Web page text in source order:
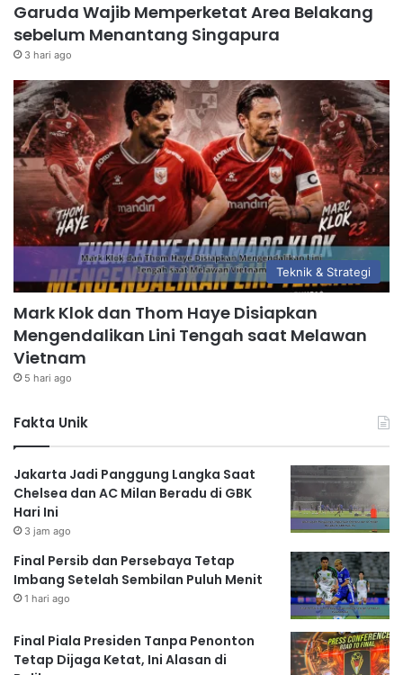
Garuda Wajib Memperketat Area Belakang
sebelum Menantang Singapura
3 hari ago
Teknik & Strategi
Mark Klok dan Thom Haye Disiapkan
Mengendalikan Lini Tengah saat Melawan
Vietnam
5 hari ago
Fakta Unik
Jakarta Jadi Panggung Langka Saat
Chelsea dan AC Milan Beradu di GBK
Hari Ini
3 jam ago
Final Persib dan Persebaya Tetap
Imbang Setelah Sembilan Puluh Menit
1 hari ago
Final Piala Presiden Tanpa Penonton
Tetap Dijaga Ketat, Ini Alasan di